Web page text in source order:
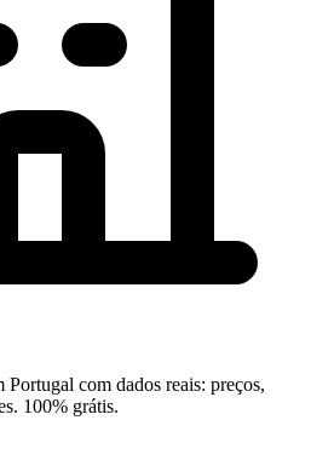
com dados reais: preços,
100% grátis.